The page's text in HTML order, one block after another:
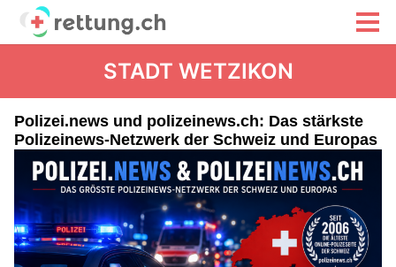
STADT WETZIKON
Polizei.news und polizeinews.ch: Das stärkste
Polizeinews-Netzwerk der Schweiz und Europas